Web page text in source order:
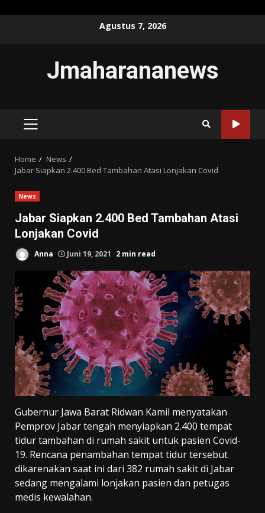
Agustus 7, 2026
Jmaharananews
PRIMARY
Home
News
Jabar Siapkan 2.400 Bed Tambahan Atasi Lonjakan Covid
News
Jabar Siapkan 2.400 Bed Tambahan Atasi
Lonjakan Covid
Anna Juni 19, 2021 2 min read
Gubernur Jawa Barat Ridwan Kamil menyatakan
Pemprov Jabar tengah menyiapkan 2.400 tempat
tidur tambahan di rumah sakit untuk pasien Covid-
19. Rencana penambahan tempat tidur tersebut
dikarenakan saat ini dari 382 rumah sakit di Jabar
sedang mengalami lonjakan pasien dan petugas
medis kewalahan.